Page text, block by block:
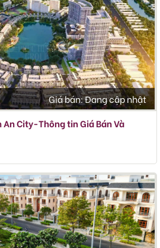
Giá bán:Đang cập nhật
City-Thông tin Giá Bán Và